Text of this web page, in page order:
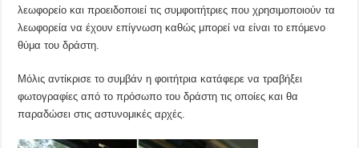
λεωφορείο και προειδοποιεί τις συμφοιτήτριες που χρησιμοποιούν τα
λεωφορεία να έχουν επίγνωση καθώς μπορεί να είναι το επόμενο
θύμα του δράστη.
Μόλις αντίκρισε το συμβάν η φοιτήτρια κατάφερε να τραβήξει
φωτογραφίες από το πρόσωπο του δράστη τις οποίες και θα
παραδώσει στις αστυνομικές αρχές.